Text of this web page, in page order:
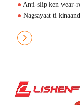
● Anti-slip ken wear-
● Nagsayaat ti